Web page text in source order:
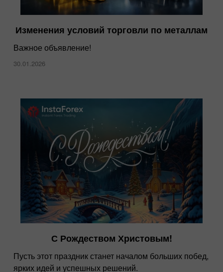
Изменения условий торговли по металлам
Важное объявление!
30.01.2026
С Рождеством Христовым!
Пусть этот праздник станет началом больших побед,
ярких идей и успешных решений.